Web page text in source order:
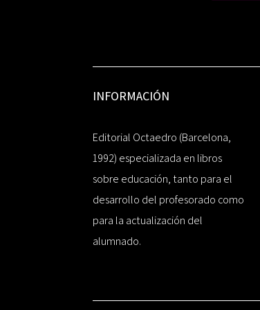
INFORMACIÓN
Editorial Octaedro (Barcelona,
1992) especializada en libros
sobre educación, tanto para el
desarrollo del profesorado como
para la actualización del
alumnado.